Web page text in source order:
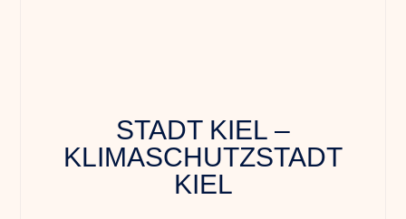
STADT KIEL –
KLIMASCHUTZSTADT
KIEL